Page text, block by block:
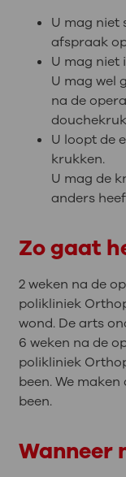
U mag niet
afspraak
U mag niet
U mag wel
na de
U loopt de
krukken.
U mag de
anders
Zo gaat
2 weken na de
polikliniek
wond. De arts
6 weken na de
polikliniek
been. We
been.
Wanneer